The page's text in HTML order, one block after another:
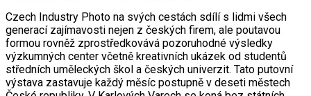
Czech Industry Photo na svých cestách sdílí s lidmi všech
generací zajímavosti nejen z českých firem, ale poutavou
formou rovněž zprostředkovává pozoruhodné výsledky
výzkumných center včetně kreativních ukázek od studentů
středních uměleckých škol a českých univerzit. Tato putovní
výstava zastavuje každý měsíc postupně v deseti městech